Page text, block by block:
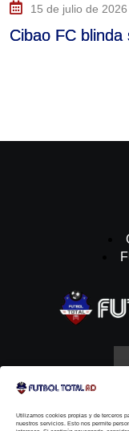
Utilizamos cookies propias y de terceros
nuestros servicios. Esto nos permite
15 de julio de 2026
FC blinda